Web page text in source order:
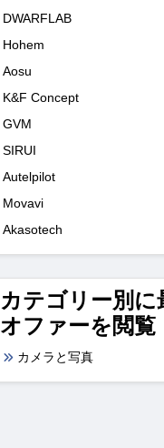
DWARFLAB
Hohem
Aosu
K&F Concept
GVM
SIRUI
Autelpilot
Movavi
Akasotech
カテゴリー別に
オファーを閲覧
カメラと写真